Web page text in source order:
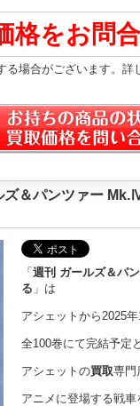
格をお問
場合がございます。詳
ズ＆パンツァー
「 週刊 ガールズ＆パ
る 」は
アシェットから2025
全100巻にて完結予定
アシェットの買取専門
アニメに登場する戦